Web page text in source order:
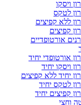
ויסקו
לטקס
ללא קפיצים
קפיצים
אורטופדיים
אורטופדי יחיד
ויסקו יחיד
יחיד ללא קפיצים
לטקס יחיד
קפיצים יחיד
וחצי